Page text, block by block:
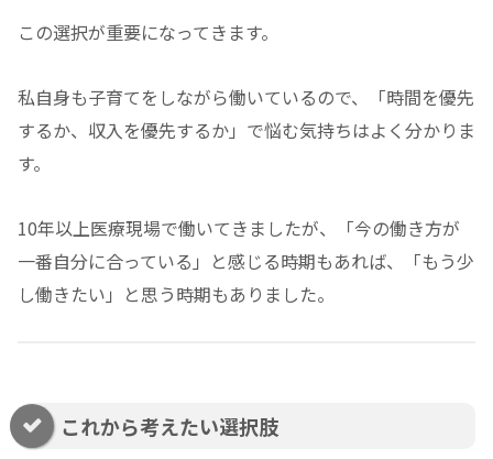
この選択が重要になってきます。
私自身も子育てをしながら働いているので、「時間を優先
するか、収入を優先するか」で悩む気持ちはよく分かりま
す。
10年以上医療現場で働いてきましたが、「今の働き方が
一番自分に合っている」と感じる時期もあれば、「もう少
し働きたい」と思う時期もありました。
これから考えたい選択肢